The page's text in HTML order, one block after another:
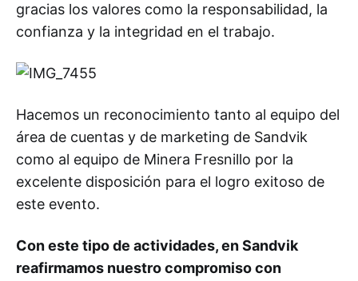
gracias los valores como la responsabilidad, la
confianza y la integridad en el trabajo.
Hacemos un reconocimiento tanto al equipo del
área de cuentas y de marketing de Sandvik
como al equipo de Minera Fresnillo por la
excelente disposición para el logro exitoso de
este evento.
Con este tipo de actividades, en Sandvik
reafirmamos nuestro compromiso con